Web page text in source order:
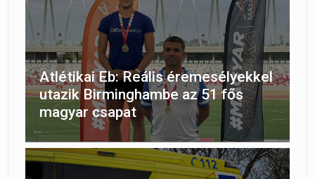
Atlétikai Eb: Reális éremesélyekkel
utazik Birminghambe az 51 fős
magyar csapat